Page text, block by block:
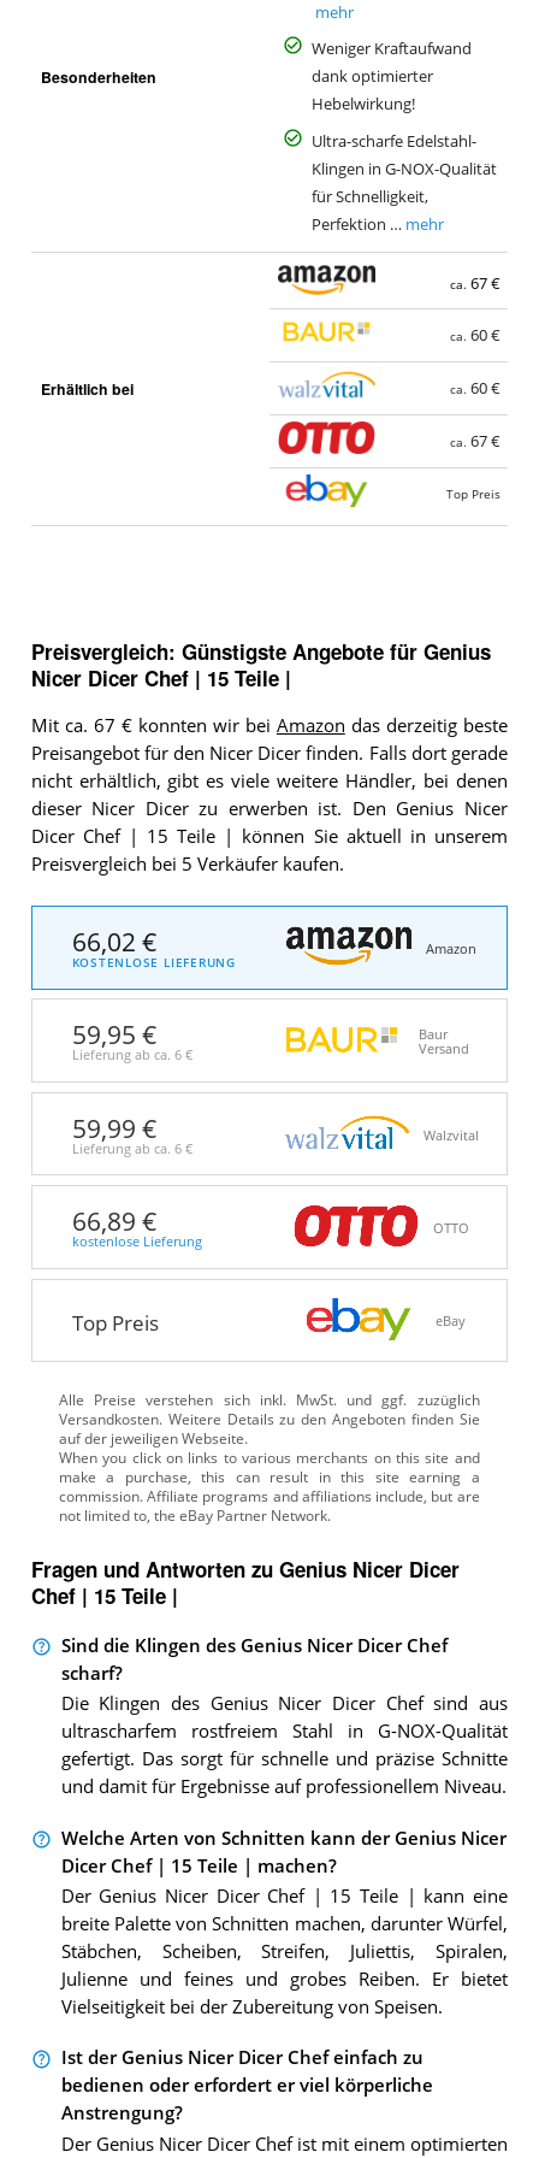
Besonderheiten
mehr
Weniger Kraftaufwand
dank optimierter
Hebelwirkung!
Ultra-scharfe Edelstahl-
Klingen in G-NOX-Qualität
für Schnelligkeit,
Perfektion … mehr
Erhältlich bei
ca. 67 €
ca. 60 €
ca. 60 €
ca. 67 €
Top Preis
Preisvergleich: Günstigste Angebote für Genius
Nicer Dicer Chef | 15 Teile |
Mit ca. 67 € konnten wir bei Amazon das derzeitig beste
Preisangebot für den Nicer Dicer finden. Falls dort gerade
nicht erhältlich, gibt es viele weitere Händler, bei denen
dieser Nicer Dicer zu erwerben ist. Den Genius Nicer
Dicer Chef | 15 Teile | können Sie aktuell in unserem
Preisvergleich bei 5 Verkäufer kaufen.
66,02 €
KOSTENLOSE LIEFERUNG
Amazon
59,95 €
Lieferung ab ca. 6 €
Baur
Versand
59,99 €
Lieferung ab ca. 6 €
Walzvital
66,89 €
kostenlose Lieferung
OTTO
Top Preis eBay
Alle Preise verstehen sich inkl. MwSt. und ggf. zuzüglich
Versandkosten. Weitere Details zu den Angeboten finden Sie
auf der jeweiligen Webseite.
Fragen und Antworten zu Genius Nicer Dicer
Chef | 15 Teile |
Sind die Klingen des Genius Nicer Dicer Chef
scharf?
Die Klingen des Genius Nicer Dicer Chef sind aus
ultrascharfem rostfreiem Stahl in G-NOX-Qualität
gefertigt. Das sorgt für schnelle und präzise Schnitte
und damit für Ergebnisse auf professionellem Niveau.
Welche Arten von Schnitten kann der Genius Nicer
Dicer Chef | 15 Teile | machen?
Der Genius Nicer Dicer Chef | 15 Teile | kann eine
breite Palette von Schnitten machen, darunter Würfel,
Stäbchen, Scheiben, Streifen, Juliettis, Spiralen,
Julienne und feines und grobes Reiben. Er bietet
Vielseitigkeit bei der Zubereitung von Speisen.
Ist der Genius Nicer Dicer Chef einfach zu
bedienen oder erfordert er viel körperliche
Anstrengung?
Der Genius Nicer Dicer Chef ist mit einem optimierten